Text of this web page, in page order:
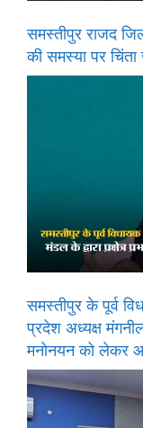
समस्तीपुर राजद
की समस्या पर चिंता
समस्तीपुर के पूर्व
प्रदेश अध्यक्ष
मनोनयन को लेकर